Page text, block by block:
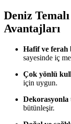
Deniz
Avantajları
Hafif ve ferah
sayesinde iç
Çok yönlü
için uygun.
Dekorasyonla
bütünleşir.